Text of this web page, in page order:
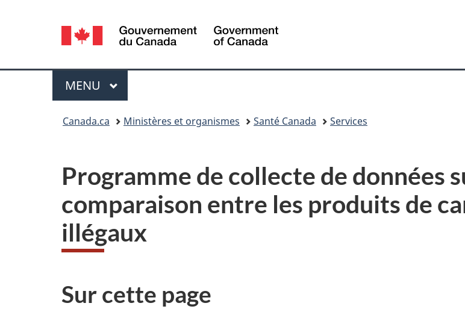
sujet
HTML
Sélection
de
la
langue
Canada
Menu
MENU PRINCIPAL
Canada.ca Ministères et organismes Santé Canada Services
Programme de collecte de données
comparaison entre les produits de
illégaux
Sur cette page